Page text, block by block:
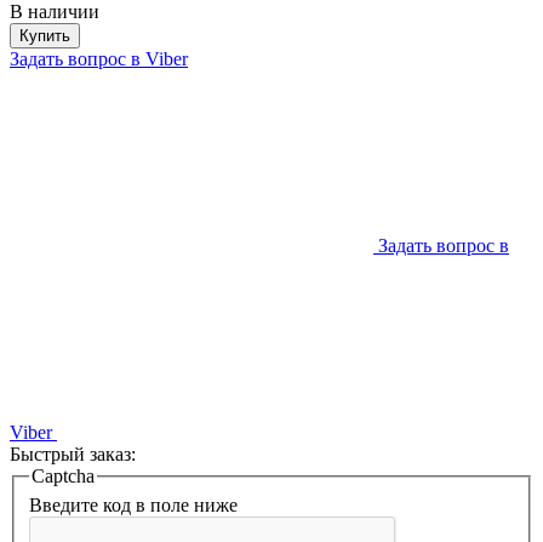
В наличии
Купить
Задать вопрос в Viber
Задать вопрос в
Viber
Быстрый заказ:
Captcha
Введите код в поле ниже